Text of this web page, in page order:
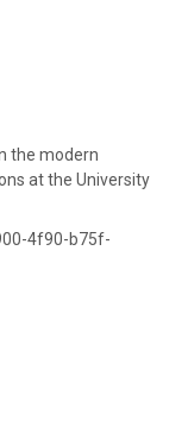
the modern
at the University
4f90-b75f-